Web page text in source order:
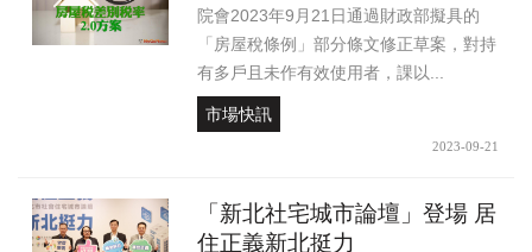
院會2023年9月21日通過財政部擬具的
「房屋稅條例」部分條文修正草案，對持
有多戶且未作有效使用者，課以...
市場快訊
2023-09-21
「新北社宅城市論壇」登場 居
住正義新北挺力